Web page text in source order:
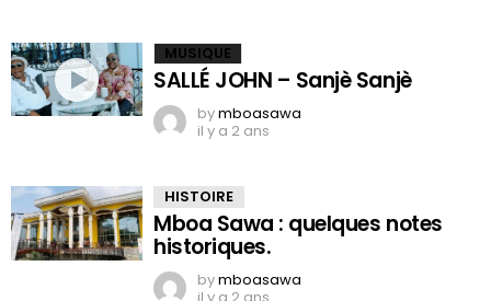
MUSIQUE
SALLÉ JOHN – Sanjè Sanjè
bymboasawa
il y a 2 ans
HISTOIRE
Mboa Sawa : quelques notes
historiques.
bymboasawa